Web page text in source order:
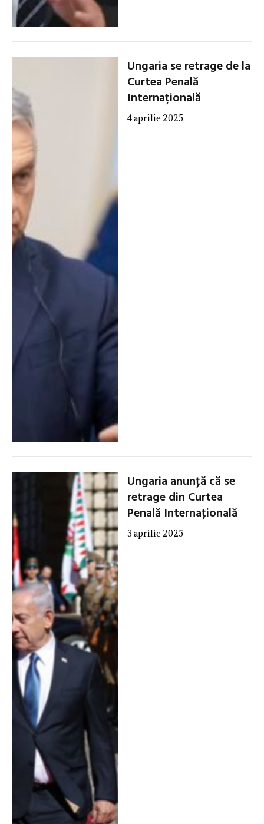
Ungaria se retrage de la
Curtea Penală
Internațională
4 aprilie 2025
Ungaria anunţă că se
retrage din Curtea
Penală Internaţională
3 aprilie 2025